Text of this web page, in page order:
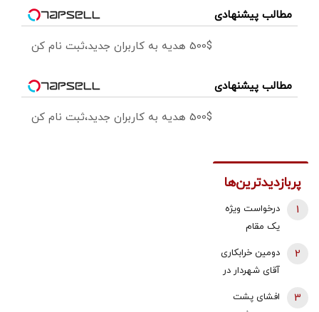
مطالب پیشنهادی
500$ هدیه به کاربران جدید،ثبت نام کن
مطالب پیشنهادی
500$ هدیه به کاربران جدید،ثبت نام کن
پربازدیدترین‌ها
درخواست ویژه
یک مقام
جوانان: اگر
تفاهم ایران و
آمریکارا برای
1
دومین خرابکاری
آقای شهردار در
پس لرزه صدور
2
افشای پشت
3